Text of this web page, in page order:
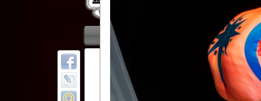
Главная Коллективы
Все отчеты
Финал